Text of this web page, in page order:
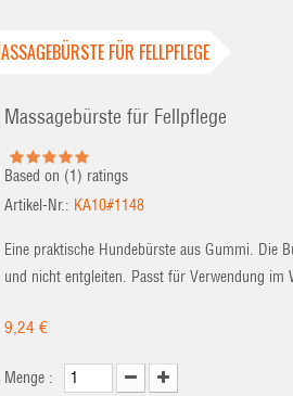
FÜR FELLPFLEGE
Massagebürste für Fellpflege
Based on (1) ratings
Artikel-Nr.: KA10#1148
Eine praktische Hundebürste aus Gummi. Die
und nicht entgleiten. Passt für Verwendung im
9,24 €
Menge :